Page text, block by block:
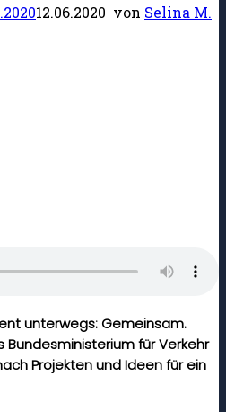
12.06.2020 von Selina M.
unterwegs: Gemeinsam.
Bundesministerium für Verkehr
Projekten und Ideen für ein